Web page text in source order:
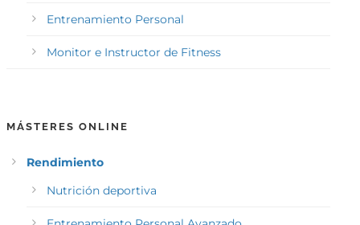
Entrenamiento Personal
Monitor e Instructor de Fitness
MÁSTERES ONLINE
Rendimiento
Nutrición deportiva